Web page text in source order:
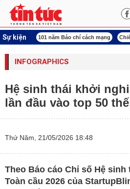
Sự kiện
mạng Chiến dịch 500 ngày đêm Đại
INFOGRAPHICS
Hệ sinh thái khởi
lần đầu vào top 50
Thứ Năm, 21/05/2026 18:48
Theo Báo cáo Chỉ số Hệ
Toàn cầu 2026 của